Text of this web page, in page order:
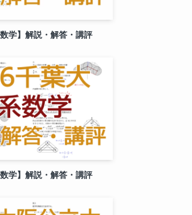
学】解説・解答・講評
学】解説・解答・講評